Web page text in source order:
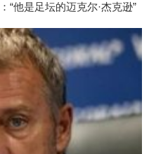
“他是足坛的迈克尔·杰克逊”